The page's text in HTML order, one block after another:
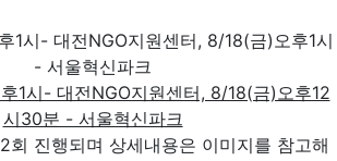
1시- 대전NGO지원센터, 8/18(금)오후1시
- 서울혁신파크
1시- 대전NGO지원센터, 8/18(금)오후12
시30분 - 서울혁신파크
회 진행되며 상세내용은 이미지를 참고해